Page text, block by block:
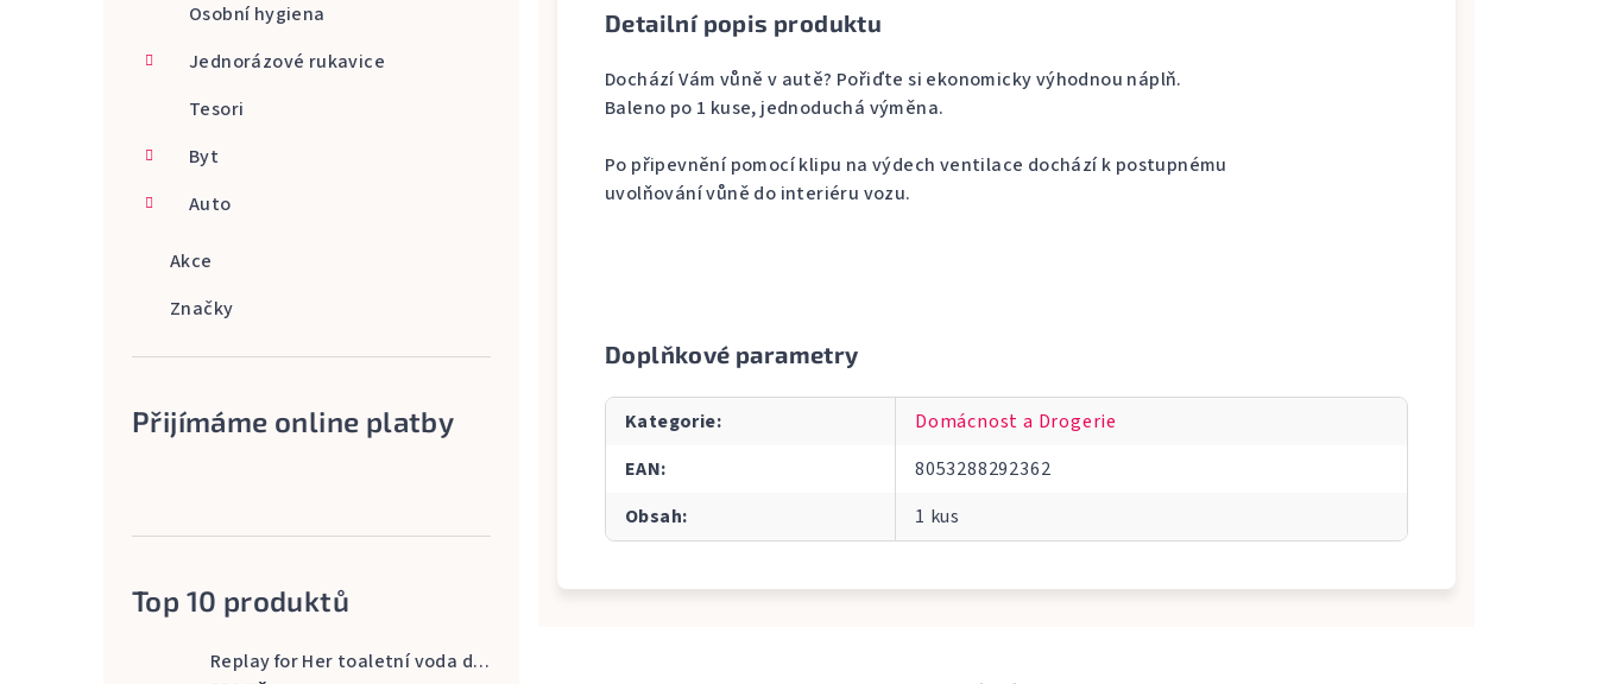
Osobní hygiena
Jednorázové rukavice
Tesori
Byt
Auto
Akce
Značky
Přijímáme online platby
Top 10 produktů
Replay for Her toaletní voda dámská 60 ml
Detailní popis produktu
Dochází Vám vůně v autě? Pořiďte si ekonomicky výhodnou náplň.
Baleno po 1 kuse, jednoduchá výměna.
Po připevnění pomocí klipu na výdech ventilace dochází k postupnému
uvolňování vůně do interiéru vozu.
Doplňkové parametry
Kategorie:
Domácnost a Drogerie
EAN:
8053288292362
Obsah: 1 kus